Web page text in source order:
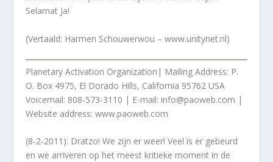
Selamat Ja!
(Vertaald: Harmen Schouwerwou – www.unitynet.nl)
Planetary Activation Organization| Mailing Address: P.
O. Box 4975, El Dorado Hills, California 95762 USA
Voicemail: 808-573-3110 | E-mail: info@paoweb.com |
Website address: www.paoweb.com
(8-2-2011): Dratzo! We zijn er weer! Veel is er gebeurd
en we arriveren op het meest kritieke moment in de